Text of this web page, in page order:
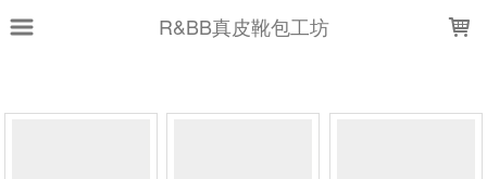
R&BB真皮靴包工坊